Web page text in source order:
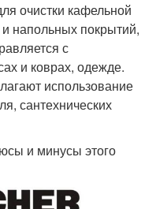
очистки кафельной
напольных покрытий,
с
и коврах, одежде.
использование
сантехнических
и минусы этого